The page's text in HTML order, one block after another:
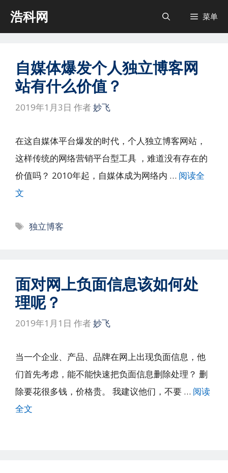
浩科网 菜单
自媒体爆发个人独立博客网
站有什么价值？
2019年1月3日 作者妙飞
在这自媒体平台爆发的时代，个人独立博客网站，
这样传统的网络营销平台型工具 ，难道没有存在的
价值吗？ 2010年起，自媒体成为网络内 … 阅读全
文
标
独立博客
面对网上负面信息该如何处
理呢？
2019年1月1日 作者妙飞
当一个企业、产品、品牌在网上出现负面信息，他
们首先考虑，能不能快速把负面信息删除处理？ 删
除要花很多钱，价格贵。 我建议他们，不要 … 阅读
全文